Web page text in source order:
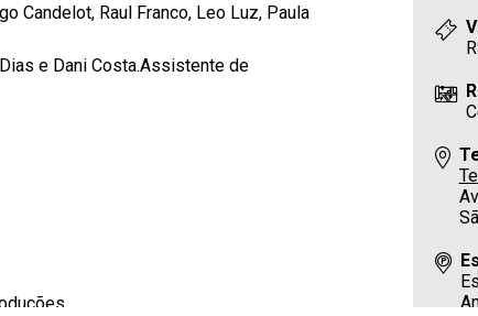
Candelot, Raul Franco, Leo Luz, Paula
e Dani Costa.Assistente de